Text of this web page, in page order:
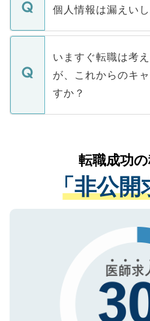
■応募殺到を避けるた
関を公にしてしまう
に、医療機関が求め
みを人材紹介会社に
ています。
ん。また、仮に応募
定を承諾する必要は
の辞退の連絡はキャ
個人情報は漏えい
個人情報が漏えいす
で、ご安心ください
などで収集したご登
ご本人のキャリアア
支援を目的に使用い
ているすべての個人
は、個人情報の取り
管理基準を満たした
る、プライバシーマ
で、機密保持に関し
いますぐ転職は考
が、これからのキ
すか？
かがいして、現在の
経験をまじえながら
させていただきます
ない方には、長期的
ので、まずはご登録
転職成功
「非公開